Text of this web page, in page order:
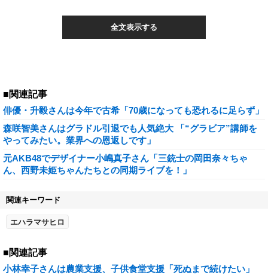
全文表示する
■関連記事
俳優・升毅さんは今年で古希「70歳になっても恐れるに足らず」
森咲智美さんはグラドル引退でも人気絶大 「“グラビア”講師を
やってみたい。業界への恩返しです」
元AKB48でデザイナー小嶋真子さん「三銃士の岡田奈々ちゃ
ん、西野未姫ちゃんたちとの同期ライブを！」
関連キーワード
エハラマサヒロ
■関連記事
小林幸子さんは農業支援、子供食堂支援「死ぬまで続けたい」